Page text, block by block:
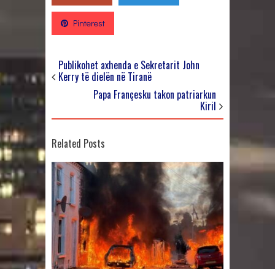
Pinterest
Publikohet axhenda e Sekretarit John
Kerry të dielën në Tiranë
Papa Françesku takon patriarkun
Kiril
Related Posts